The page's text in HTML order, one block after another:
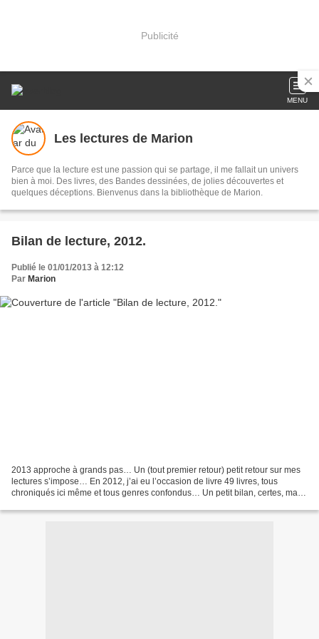
Publicité
MENU
Les lectures de Marion
Parce que la lecture est une passion qui se partage, il me fallait un univers
bien à moi. Des livres, des Bandes dessinées, de jolies découvertes et
quelques déceptions. Bienvenus dans la bibliothèque de Marion.
Bilan de lecture, 2012.
Publié le 01/01/2013 à 12:12
Par Marion
2013 approche à grands pas… Un (tout premier retour) petit retour sur mes
lectures s’impose… En 2012, j’ai eu l’occasion de livre 49 livres, tous
chroniqués ici même et tous genres confondus… Un petit bilan, certes, mais